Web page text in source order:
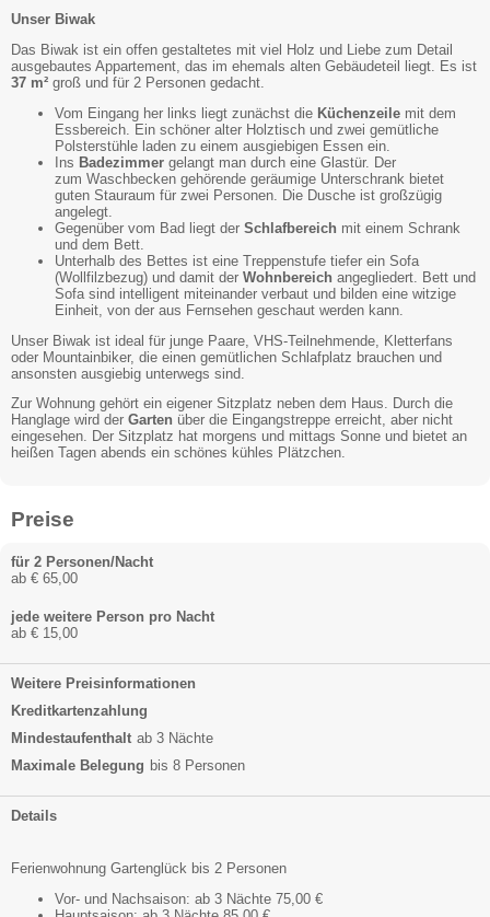
Unser Biwak
Das Biwak ist ein offen gestaltetes mit viel Holz und Liebe zum Detail
ausgebautes Appartement, das im ehemals alten Gebäudeteil liegt. Es ist
37 m² groß und für 2 Personen gedacht.
Vom Eingang her links liegt zunächst die Küchenzeile mit dem
Essbereich. Ein schöner alter Holztisch und zwei gemütliche
Polsterstühle laden zu einem ausgiebigen Essen ein.
Ins Badezimmer gelangt man durch eine Glastür. Der
zum Waschbecken gehörende geräumige Unterschrank bietet
guten Stauraum für zwei Personen. Die Dusche ist großzügig
angelegt.
Gegenüber vom Bad liegt der Schlafbereich mit einem Schrank
und dem Bett.
Unterhalb des Bettes ist eine Treppenstufe tiefer ein Sofa
(Wollfilzbezug) und damit der Wohnbereich angegliedert. Bett und
Sofa sind intelligent miteinander verbaut und bilden eine witzige
Einheit, von der aus Fernsehen geschaut werden kann.
Unser Biwak ist ideal für junge Paare, VHS-Teilnehmende, Kletterfans
oder Mountainbiker, die einen gemütlichen Schlafplatz brauchen und
ansonsten ausgiebig unterwegs sind.
Zur Wohnung gehört ein eigener Sitzplatz neben dem Haus. Durch die
Hanglage wird der Garten über die Eingangstreppe erreicht, aber nicht
eingesehen. Der Sitzplatz hat morgens und mittags Sonne und bietet an
heißen Tagen abends ein schönes kühles Plätzchen.
Preise
für 2 Personen/Nacht
ab € 65,00
jede weitere Person pro Nacht
ab € 15,00
Weitere Preisinformationen
Kreditkartenzahlung
Mindestaufenthalt ab 3 Nächte
Maximale Belegung bis 8 Personen
Details
Ferienwohnung Gartenglück bis 2 Personen
Vor- und Nachsaison: ab 3 Nächte 75,00 €